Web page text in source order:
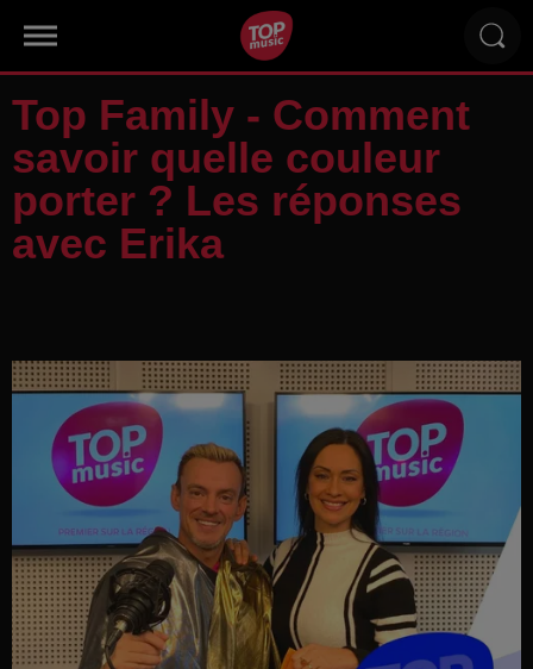
Top Family - Comment
savoir quelle couleur
porter ? Les réponses
avec Erika